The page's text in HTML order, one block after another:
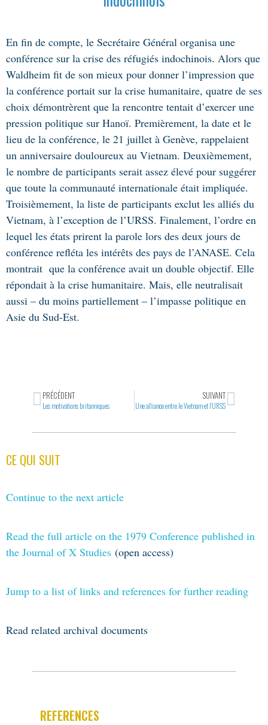
En fin de compte, le Secrétaire Général organisa une
conférence sur la crise des réfugiés indochinois. Alors que
Waldheim fit de son mieux pour donner l’impression que
la conférence portait sur la crise humanitaire, quatre de ses
choix démontrèrent que la rencontre tentait d’exercer une
pression politique sur Hanoï. Premièrement, la date et le
lieu de la conférence, le 21 juillet à Genève, rappelaient
un anniversaire douloureux au Vietnam. Deuxièmement,
le nombre de participants serait assez élevé pour suggérer
que toute la communauté internationale était impliquée.
Troisièmement, la liste de participants exclut les alliés du
Vietnam, à l’exception de l’URSS. Finalement, l’ordre en
lequel les états prirent la parole lors des deux jours de
conférence refléta les intérêts des pays de l’ANASE. Cela
montrait que la conférence avait un double objectif. Elle
répondait à la crise humanitaire. Mais, elle neutralisait
aussi – du moins partiellement – l’impasse politique en
Asie du Sud-Est.
PRÉCÉDENT
Les motivations britanniques
SUIVANT
Une alliance entre le Vietnam et l’URSS
CE QUI SUIT
Continue to the next article
Read the full article on the 1979 Conference published in
the Journal of X Studies (open access)
Jump to a list of links and references for further reading
Read related archival documents
REFERENCES